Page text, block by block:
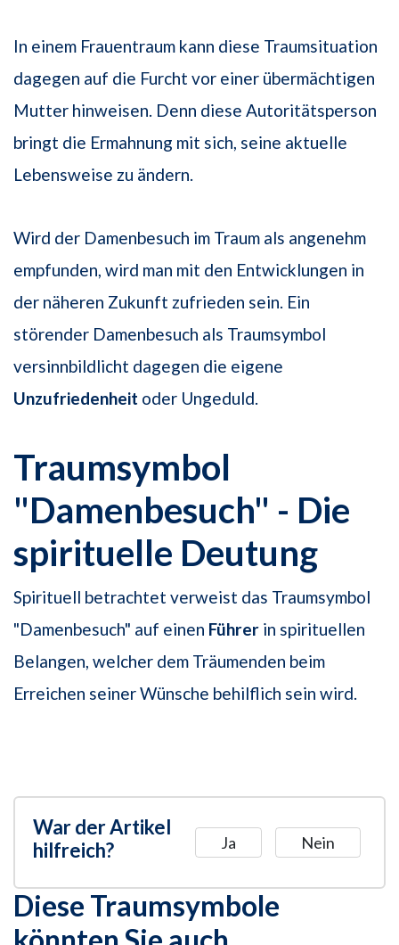
In einem Frauentraum kann diese Traumsituation
dagegen auf die Furcht vor einer übermächtigen
Mutter hinweisen. Denn diese Autoritätsperson
bringt die Ermahnung mit sich, seine aktuelle
Lebensweise zu ändern.
Wird der Damenbesuch im Traum als angenehm
empfunden, wird man mit den Entwicklungen in
der näheren Zukunft zufrieden sein. Ein
störender Damenbesuch als Traumsymbol
versinnbildlicht dagegen die eigene
Unzufriedenheit oder Ungeduld.
Traumsymbol
"Damenbesuch" - Die
spirituelle Deutung
Spirituell betrachtet verweist das Traumsymbol
"Damenbesuch" auf einen Führer in spirituellen
Belangen, welcher dem Träumenden beim
Erreichen seiner Wünsche behilflich sein wird.
War der Artikel
hilfreich?
Ja Nein
Diese Traumsymbole